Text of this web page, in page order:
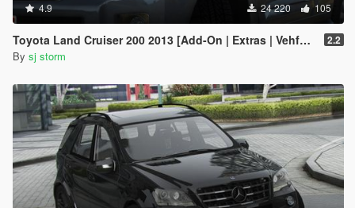
4.9 24 220 105
Toyota Land Cruiser 200 2013 [Add-On | Extras | Vehfuncs V] 2.2
By sj storm